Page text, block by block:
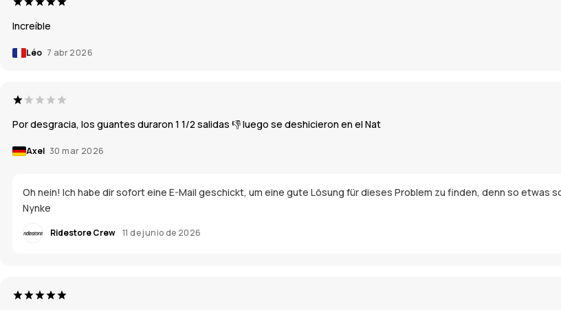
Increíble
Léo 7 abr 2026
Por desgracia, los guantes duraron 1 1/2 salidas 👎 luego se deshicieron en el Nat
Axel 30 mar 2026
Oh nein! Ich habe dir sofort eine E-Mail geschickt, um eine gute Lösung für dieses Problem zu finden, denn so etwas
Nynke
Ridestore Crew 11 de junio de 2026